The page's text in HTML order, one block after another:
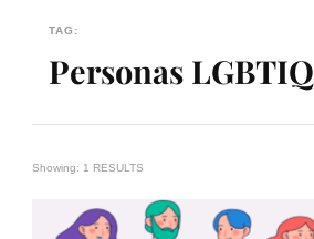
TAG:
Personas LGBTIQ
Showing: 1 RESULTS